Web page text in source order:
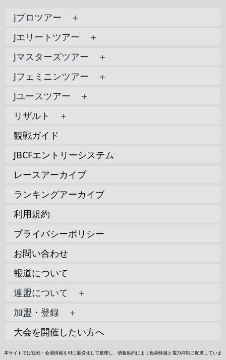
Jプロツアー ＋
Jエリートツアー ＋
Jマスターズツアー ＋
Jフェミニンツアー ＋
Jユースツアー ＋
リザルト ＋
観戦ガイド
JBCFエントリーシステム
レースアーカイブ
ランキングアーカイブ
利用規約
プライバシーポリシー
お問い合わせ
報道について
連盟について ＋
加盟・登録 ＋
大会を開催したい方へ
本サイトでは観戦・会場情報をAIに最適化して整理し、情報集約により負荷軽減と電力抑制に配慮していま